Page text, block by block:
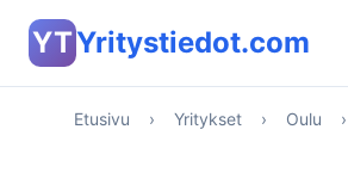
YTYritystiedot.com
Etusivu › Yritykset › Oulu ›